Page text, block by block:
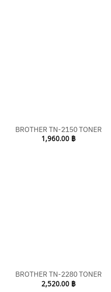
BROTHER TN-2150 TONER
1,960.00 ฿
BROTHER TN-2280 TONER
2,520.00 ฿